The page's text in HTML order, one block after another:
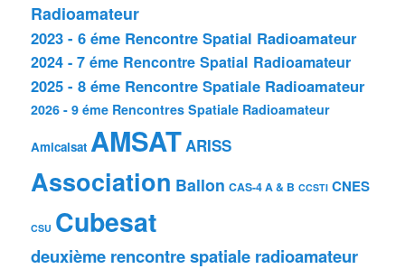
Radioamateur
2023 - 6 éme Rencontre Spatial Radioamateur
2024 - 7 éme Rencontre Spatial Radioamateur
2025 - 8 éme Rencontre Spatiale Radioamateur
2026 - 9 éme Rencontres Spatiale Radioamateur
Amicalsat AMSAT ARISS
Association Ballon CAS-4 A & B CCSTI CNES
CSU Cubesat
deuxième rencontre spatiale radioamateur